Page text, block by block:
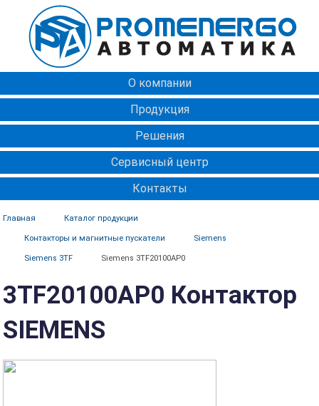
О компании
Продукция
Решения
Сервисный центр
Контакты
Главная Каталог продукции
Контакторы и магнитные пускатели Siemens
Siemens 3TF Siemens 3TF20100AP0
3TF20100AP0 Контактор
SIEMENS